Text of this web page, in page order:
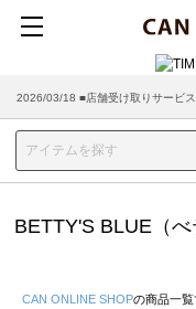
2026/03/18 ■店舗受け取りサービ
BETTY'S BLUE（
CAN ONLINE SHOPの商品一覧